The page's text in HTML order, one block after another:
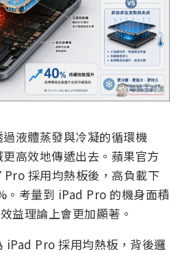
液體蒸發與冷凝的循環機
高效地傳遞出去。蘋果官方
採用均熱板後，高負載下
。考量到 iPad Pro 的機身面積
益理論上會更加顯著。
iPad Pro 採用均熱板，背後邏